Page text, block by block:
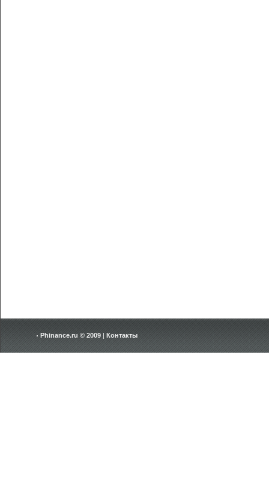
Phinance.ru © 2009 | Контакты